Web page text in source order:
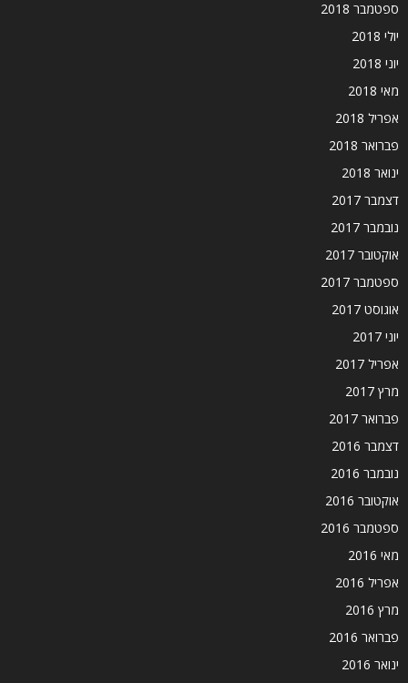
ספטמבר 2018
יולי 2018
יוני 2018
מאי 2018
אפריל 2018
פברואר 2018
ינואר 2018
דצמבר 2017
נובמבר 2017
אוקטובר 2017
ספטמבר 2017
אוגוסט 2017
יוני 2017
אפריל 2017
מרץ 2017
פברואר 2017
דצמבר 2016
נובמבר 2016
אוקטובר 2016
ספטמבר 2016
מאי 2016
אפריל 2016
מרץ 2016
פברואר 2016
ינואר 2016